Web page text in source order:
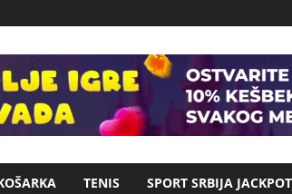
TENIS SPORT SRBIJA JACKPOT